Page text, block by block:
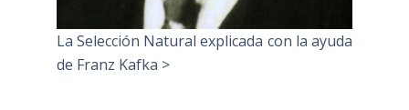
La Selección Natural explicada con la ayuda
de Franz Kafka >